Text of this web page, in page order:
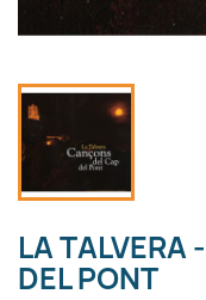
LA TALVERA
DEL PONT